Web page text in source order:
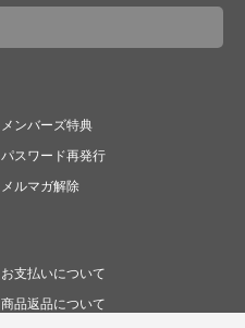
メンバーズ特典
パスワード再発行
メルマガ解除
お支払いについて
商品返品について